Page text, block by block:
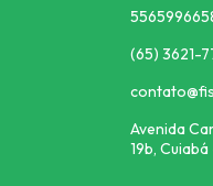
(65) 3621-
Avenida
19b,